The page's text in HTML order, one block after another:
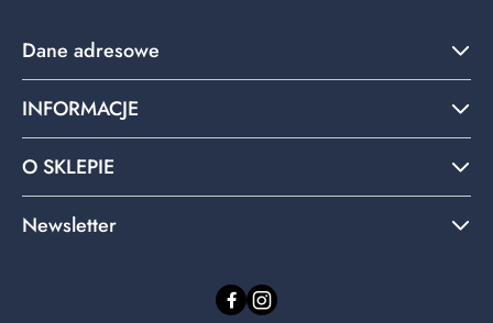
Dane adresowe
INFORMACJE
O SKLEPIE
Newsletter